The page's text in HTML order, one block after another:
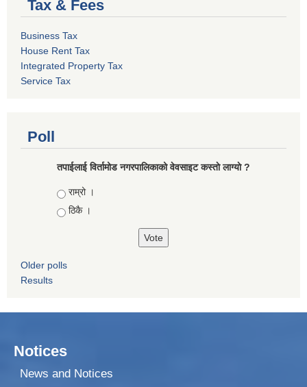
Tax & Fees
Business Tax
House Rent Tax
Integrated Property Tax
Service Tax
Poll
तपाईलाई विर्तामोड नगरपालिकाको वेवसाइट कस्ताे लाग्याे ?
Choices
राम्रो ।
ठिकै ।
Older polls
Results
Notices
News and Notices